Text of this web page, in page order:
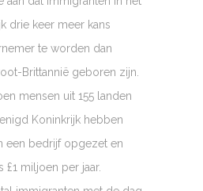
drie keer meer kans
te worden dan
Brittannië geboren zijn.
mensen uit 155 landen
Koninkrijk hebben
een bedrijf opgezet en
£1 miljoen per jaar.